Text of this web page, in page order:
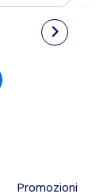
Promozioni